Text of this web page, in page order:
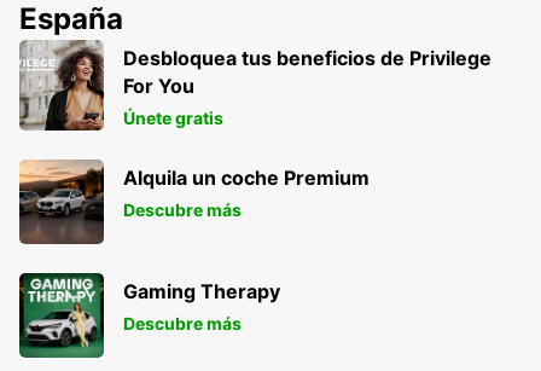
España
Desbloquea tus beneficios de Privilege
For You
Únete gratis
Alquila un coche Premium
Descubre más
Gaming Therapy
Descubre más